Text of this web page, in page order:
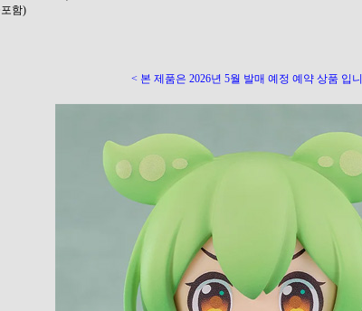
함)
< 본 제품은 2026년 5월 발매 예정 예약 상품 입